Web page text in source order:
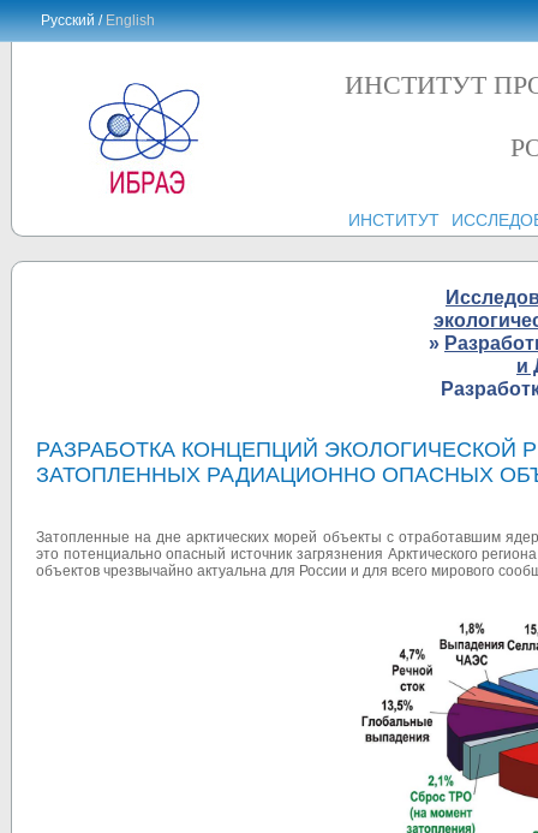
Русский /English
ИНСТИТУТ
ИНСТИТУТ
»
и
РАЗРАБОТКА КОНЦЕПЦИЙ ЭКОЛОГИЧЕСКОЙ
ЗАТОПЛЕННЫХ РАДИАЦИОННО ОПАСНЫХ
Затопленные на дне арктических морей объекты с отработавшим
это потенциально опасный источник загрязнения Арктического
объектов чрезвычайно актуальна для России и для всего мирового